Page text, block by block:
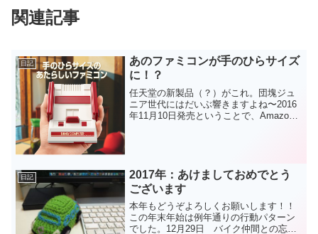
関連記事
日記
あのファミコンが手のひらサイズ
に！？
任天堂の新製品（？）がこれ。団塊ジュ
ニア世代にはだいぶ響きますよね〜2016
年11月10日発売ということで、Amazon
日記
2017年：あけましておめでとう
ございます
本年もどうぞよろしくお願いします！！
この年末年始は例年通りの行動パターン
でした。12月29日 バイク仲間との忘年